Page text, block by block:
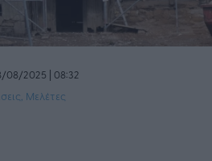
08/2025 | 08:32
Μελέτες